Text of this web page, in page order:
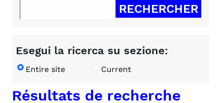
Esegui la ricerca su sezione:
Entire site Current
Résultats de recherche